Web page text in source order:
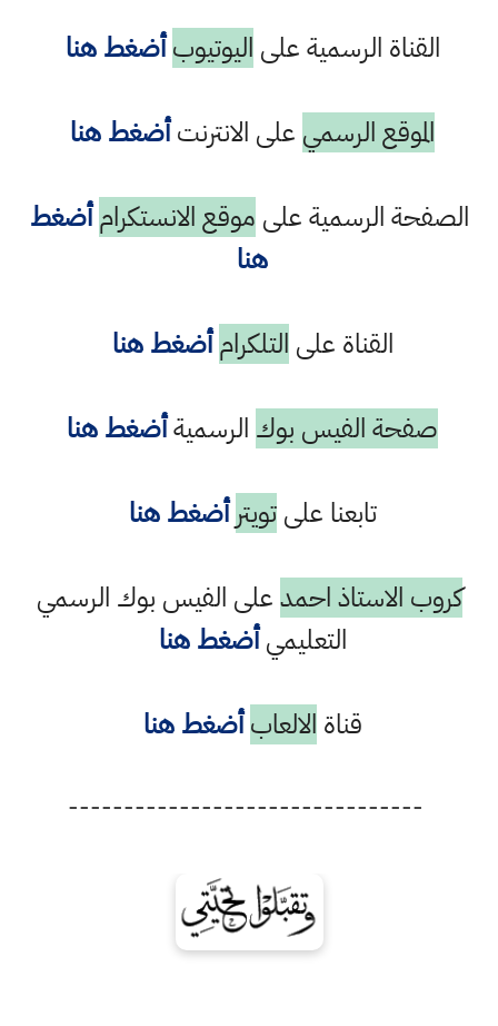
القناة الرسمية على اليوتيوب أضغط هنا
الموقع الرسمي على الانترنتأضغط هنا
الصفحة الرسمية على موقع الانستكرام أضغط
هنا
القناة على التلكرام أضغط هنا
صفحة الفيس بوك الرسميةأضغط هنا
تابعنا علىتويتر أضغط هنا
كروب الاستاذ احمدعلى الفيس بوك الرسمي
التعليميأضغط هنا
قناة الالعاب أضغط هنا
--------------------------------